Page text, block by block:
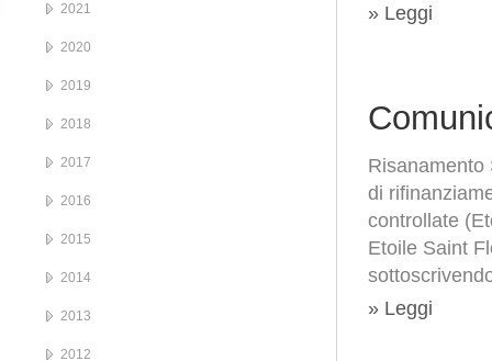
» Leggi
Risanamento
di
controllate
Etoile Saint
» Leggi
2021
2020
2019
2018
2017
2016
2015
2014
2013
2012